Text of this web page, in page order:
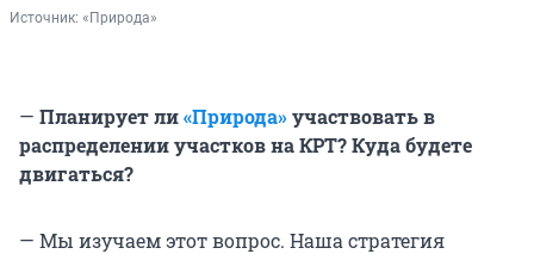
Источник: «Природа»
— Планирует ли«Природа»участвовать в
распределении участков на КРТ? Куда будете
двигаться?
— Мы изучаем этот вопрос. Наша стратегия